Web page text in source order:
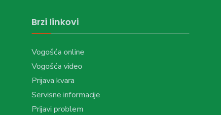
Brzi linkovi
Vogošća online
Vogošća video
Prijava kvara
Servisne informacije
Prijavi problem